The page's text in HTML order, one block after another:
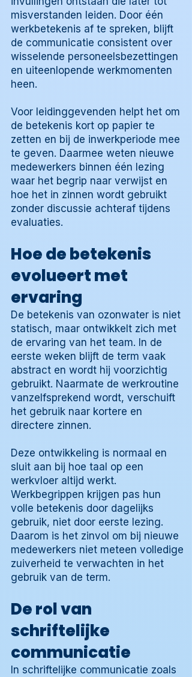
misverstanden leiden. Door één
werkbetekenis af te spreken, blijft
de communicatie consistent over
wisselende personeelsbezettingen
en uiteenlopende werkmomenten
heen.
Voor leidinggevenden helpt het om
de betekenis kort op papier te
zetten en bij de inwerkperiode mee
te geven. Daarmee weten nieuwe
medewerkers binnen één lezing
waar het begrip naar verwijst en
hoe het in zinnen wordt gebruikt
zonder discussie achteraf tijdens
evaluaties.
Hoe de betekenis
evolueert met
ervaring
De betekenis van ozonwater is niet
statisch, maar ontwikkelt zich met
de ervaring van het team. In de
eerste weken blijft de term vaak
abstract en wordt hij voorzichtig
gebruikt. Naarmate de werkroutine
vanzelfsprekend wordt, verschuift
het gebruik naar kortere en
directere zinnen.
Deze ontwikkeling is normaal en
sluit aan bij hoe taal op een
werkvloer altijd werkt.
Werkbegrippen krijgen pas hun
volle betekenis door dagelijks
gebruik, niet door eerste lezing.
Daarom is het zinvol om bij nieuwe
medewerkers niet meteen volledige
zuiverheid te verwachten in het
gebruik van de term.
De rol van
schriftelijke
communicatie
In schriftelijke communicatie zoals